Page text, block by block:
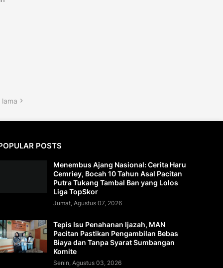
POSTS
Menembus Ajang Nasional: Cerita Haru
Cemriey, Bocah 10 Tahun Asal Pacitan
Putra Tukang Tambal Ban yang Lolos
Liga TopSkor
Jumat, Agustus 07, 2026
Tepis Isu Penahanan Ijazah, MAN
Pacitan Pastikan Pengambilan Bebas
Biaya dan Tanpa Syarat Sumbangan
Komite
Senin, Agustus 03, 2026